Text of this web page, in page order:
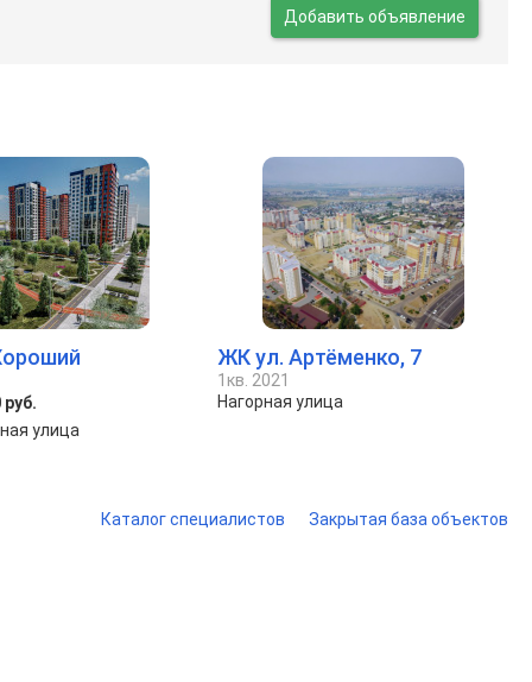
Добавить объявление
руб.
улица
ЖК ул. Артёменко, 7
1кв. 2021
Нагорная улица
Каталог специалистов Закрытая база объектов